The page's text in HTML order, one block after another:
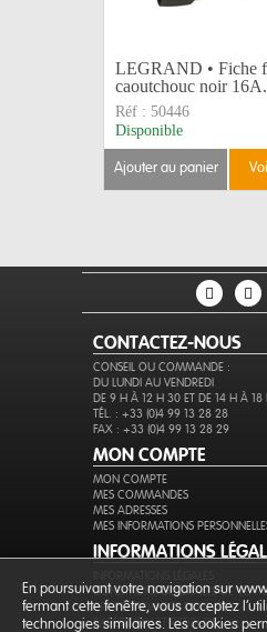
LEGRAND • Fiche
caoutchouc noir
Réf : 50446
Disponible
ajouter au panier
CONTACTEZ-NOUS
CONSEIL OU COMMANDE :
DU LUNDI AU VENDREDI
DE 9 H À 12 H 30 ET DE 14 H À 18
TÉL. : +33 (0)4 99 13 28 28
FAX : +33 (0)4 99 13 28 29
MON COMPTE
MON COMPTE
MES COMMANDES
MES ADRESSES
MES INFORMATIONS
INFORMATIONS
CONDITIONS GÉNÉRALES DE VENTE
PROTECTION DES DONNÉES
EXPÉDITION ET RETOURS
En poursuivant votre navigation sur
fermant cette fenêtre, vous acceptez
technologies similaires. Les cookies